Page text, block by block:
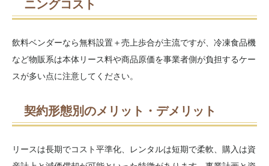
ニングコスト
飲料ベンダーなら無料設置＋売上歩合が主流ですが、冷凍食品機
など物販系は本体リース料や商品原価を事業者側が負担するケー
スが多い点に注意してください。
契約形態別のメリット・デメリット
リースは長期でコスト平準化、レンタルは短期で柔軟、購入は資